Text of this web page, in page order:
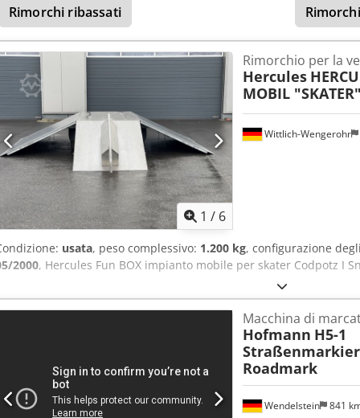
valutare la permuta del vostro veicolo. Finanziamento / leasing
domande? Saremo lieti di consigliarvi!
Rimorchi ribassati
1 / 6
Wittlich-Wengerohr
Rimorchio per la
Hercules
MOBIL "SKATER"
usata, peso complessivo: 1.200 kg, configurazione
2000, Hercules Fun BOX impianto mobile per skater Codpotz I
Wendelstein 841
Macchina di
Hofmann H5-1
Roadmark